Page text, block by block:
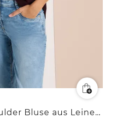
Dropped Shoulder Bluse aus Leinenmix